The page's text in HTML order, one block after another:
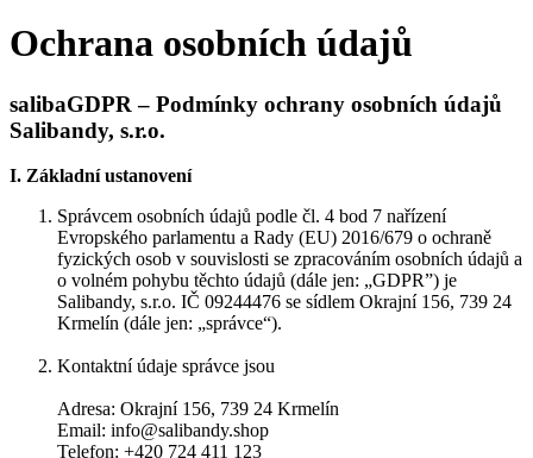
Ochrana osobních údajů
salibaGDPR – Podmínky ochrany osobních údajů
Salibandy, s.r.o.
I. Základní ustanovení
Správcem osobních údajů podle čl. 4 bod 7 nařízení
Evropského parlamentu a Rady (EU) 2016/679 o ochraně
fyzických osob v souvislosti se zpracováním osobních údajů a
o volném pohybu těchto údajů (dále jen: „GDPR”) je
Salibandy, s.r.o. IČ 09244476 se sídlem Okrajní 156, 739 24
Krmelín (dále jen: „správce“).
Kontaktní údaje správce jsou
Adresa: Okrajní 156, 739 24 Krmelín
Email: info@salibandy.shop
Telefon: +420 724 411 123